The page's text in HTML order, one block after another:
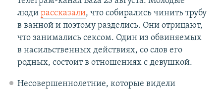
люди рассказали, что собирались чинить трубу
в ванной и поэтому разделись. Они отрицают,
что занимались сексом. Один из обвиняемых
в насильственных действиях, со слов его
родных, состоит в отношениях с девушкой.
Несовершеннолетние, которые видели